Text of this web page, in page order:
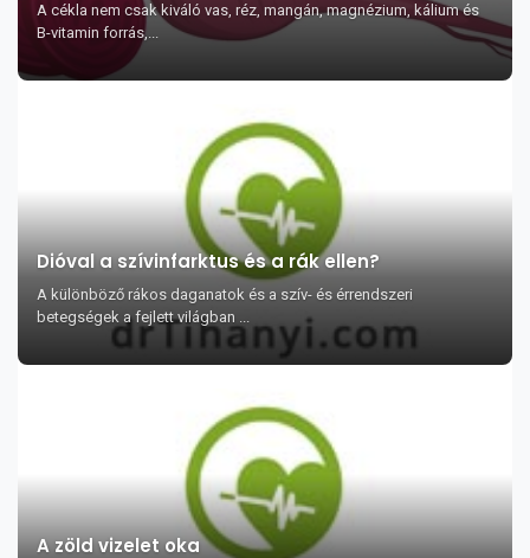
A cékla nem csak kiváló vas, réz, mangán, magnézium, kálium és
B-vitamin forrás,...
Dióval a szívinfarktus és a rák ellen?
A különböző rákos daganatok és a szív- és érrendszeri
betegségek a fejlett világban ...
A zöld vizelet oka